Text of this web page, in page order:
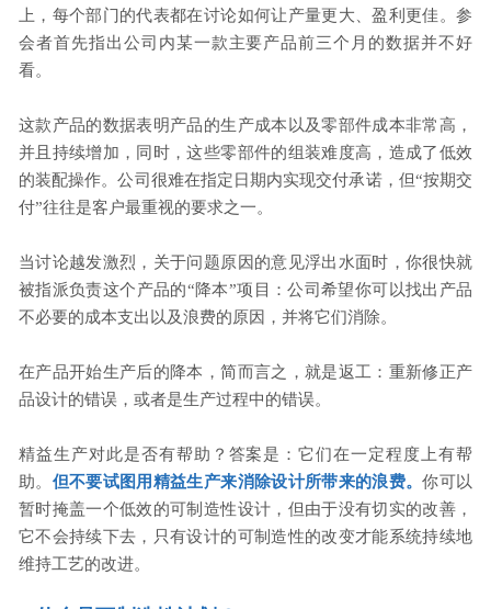
上，每个部门的代表都在讨论如何让产量更大、盈利更佳。参
会者首先指出公司内某一款主要产品前三个月的数据并不好
看。
这款产品的数据表明产品的生产成本以及零部件成本非常高，
并且持续增加，同时，这些零部件的组装难度高，造成了低效
的装配操作。公司很难在指定日期内实现交付承诺，但“按期交
付”往往是客户最重视的要求之一。
当讨论越发激烈，关于问题原因的意见浮出水面时，你很快就
被指派负责这个产品的“降本”项目：公司希望你可以找出产品
不必要的成本支出以及浪费的原因，并将它们消除。
在产品开始生产后的降本，简而言之，就是返工：重新修正产
品设计的错误，或者是生产过程中的错误。
精益生产对此是否有帮助？答案是：它们在一定程度上有帮
助。 但不要试图用精益生产来消除设计所带来的浪费。你可以
暂时掩盖一个低效的可制造性设计，但由于没有切实的改善，
它不会持续下去，只有设计的可制造性的改变才能系统持续地
维持工艺的改进。